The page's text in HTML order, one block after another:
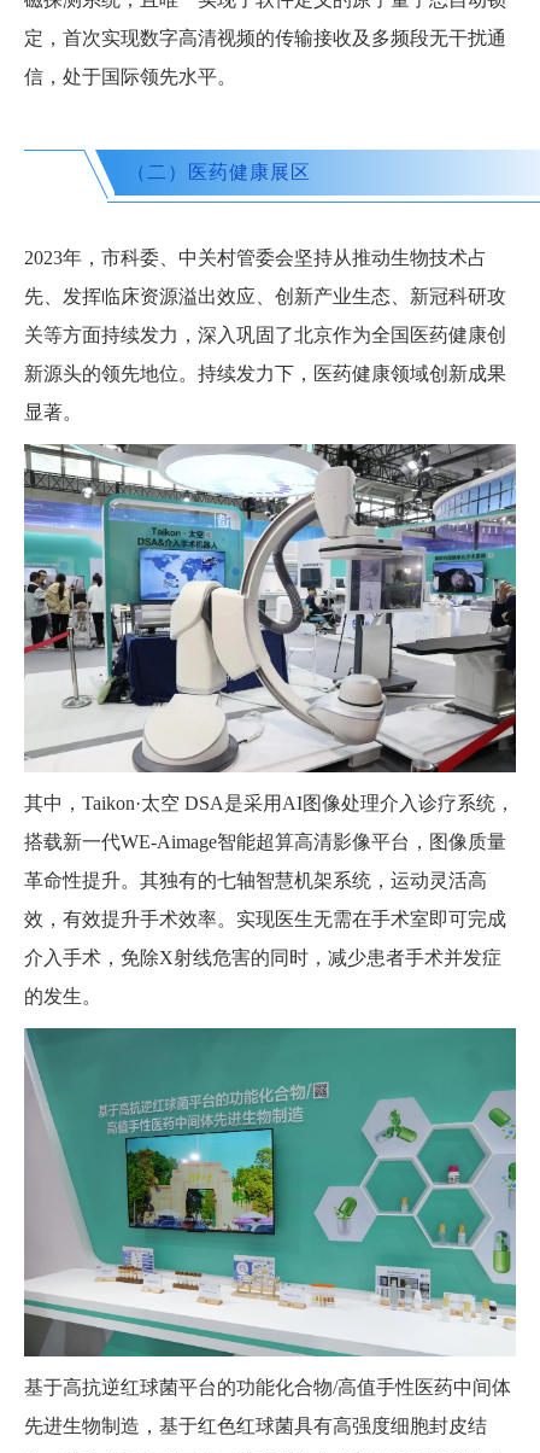
定，首次实现数字高清视频的传输接收及多频段无干扰通
信，处于国际领先水平。
（二）医药健康展区
2023年，市科委、中关村管委会坚持从推动生物技术占
先、发挥临床资源溢出效应、创新产业生态、新冠科研攻
关等方面持续发力，深入巩固了北京作为全国医药健康创
新源头的领先地位。持续发力下，医药健康领域创新成果
显著。
其中，Taikon·太空 DSA是采用AI图像处理介入诊疗系统，
搭载新一代WE-Aimage智能超算高清影像平台，图像质量
革命性提升。其独有的七轴智慧机架系统，运动灵活高
效，有效提升手术效率。实现医生无需在手术室即可完成
介入手术，免除X射线危害的同时，减少患者手术并发症
的发生。
基于高抗逆红球菌平台的功能化合物/高值手性医药中间体
先进生物制造，基于红色红球菌具有高强度细胞封皮结